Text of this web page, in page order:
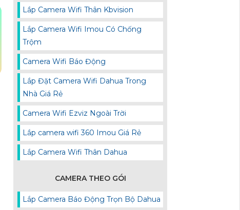
Lắp Camera Wifi Thân Kbvision
Lắp Camera Wifi Imou Có Chống
Trộm
Camera Wifi Báo Động
Lắp Đặt Camera Wifi Dahua Trong
Nhà Giá Rẻ
Camera Wifi Ezviz Ngoài Trời
Lắp camera wifi 360 Imou Giá Rẻ
Lắp Camera Wifi Thân Dahua
CAMERA THEO GÓI
Lắp Camera Báo Động Trọn Bộ Dahua